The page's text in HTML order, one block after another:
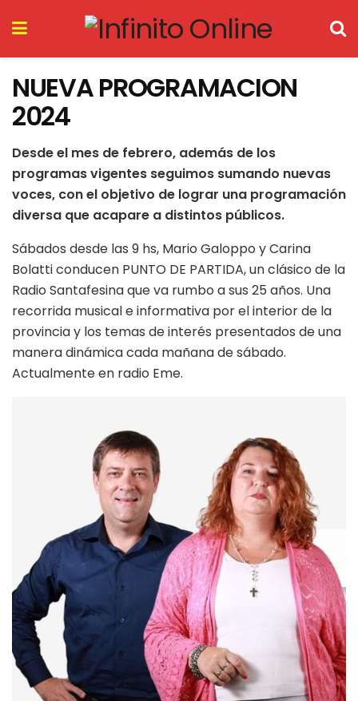
NUEVA PROGRAMACION
2024
Desde el mes de febrero, además de los
programas vigentes seguimos sumando nuevas
voces, con el objetivo de lograr una programación
diversa que acapare a distintos públicos.
Sábados desde las 9 hs, Mario Galoppo y Carina
Bolatti conducen PUNTO DE PARTIDA, un clásico de la
Radio Santafesina que va rumbo a sus 25 años. Una
recorrida musical e informativa por el interior de la
provincia y los temas de interés presentados de una
manera dinámica cada mañana de sábado.
Actualmente en radio Eme.